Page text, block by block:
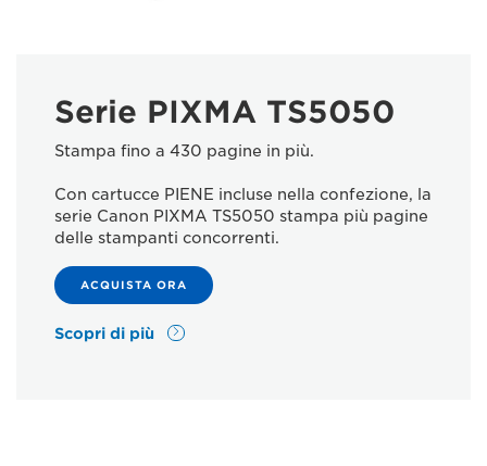
Serie PIXMA TS5050
Stampa fino a 430 pagine in più.
Con cartucce PIENE incluse nella confezione, la
serie Canon PIXMA TS5050 stampa più pagine
delle stampanti concorrenti.
ACQUISTA ORA
Scopri di più